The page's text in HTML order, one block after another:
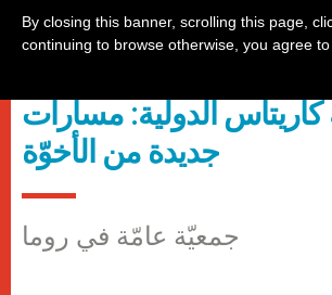
الدولية: مسارات
جديدة من الأخوّة
جمعيّة عامّة في روما
By closing this banner, scrolling this page,
continuing to browse otherwise, you agree